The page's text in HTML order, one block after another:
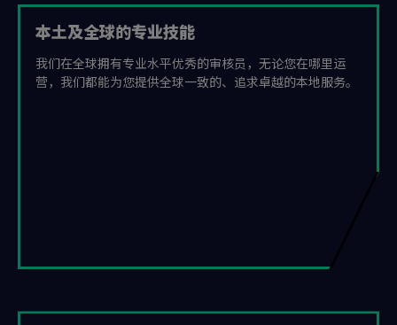
本土及全球的专业技能
我们在全球拥有专业水平优秀的审核员，无论您在哪里运
营，我们都能为您提供全球一致的、追求卓越的本地服务。